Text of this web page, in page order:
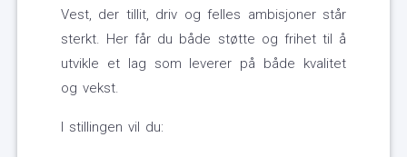
Vest, der tillit, driv og felles ambisjoner står
sterkt. Her får du både støtte og frihet til å
utvikle et lag som leverer på både kvalitet
og vekst.
I stillingen vil du: